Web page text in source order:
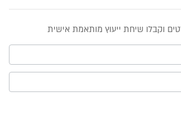
וקבלו שיחת ייעוץ מותאמת אישית